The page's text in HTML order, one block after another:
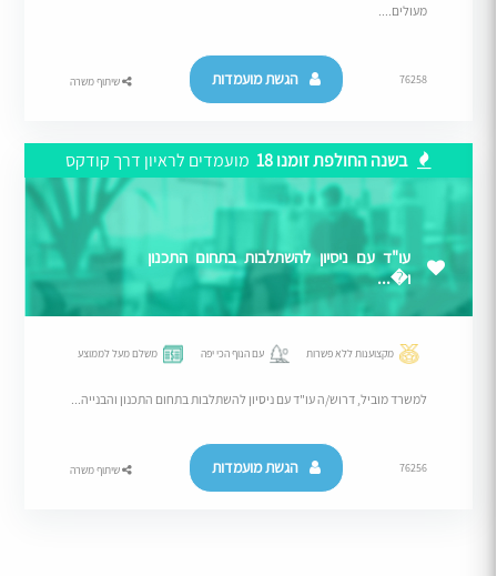
מעולים....
76258 הגשת מועמדות שיתוף משרה
בשנה החולפת זומנו 18 מועמדים לראיון דרך קודקס
עו"ד עם ניסיון להשתלבות בתחום התכנון
ו�...
מקצוענות ללא פשרות עם הנוף הכי יפה משלם מעל לממוצע
למשרד מוביל, דרוש/ה עו"ד עם ניסיון להשתלבות בתחום התכנון והבנייה...
76256 הגשת מועמדות שיתוף משרה